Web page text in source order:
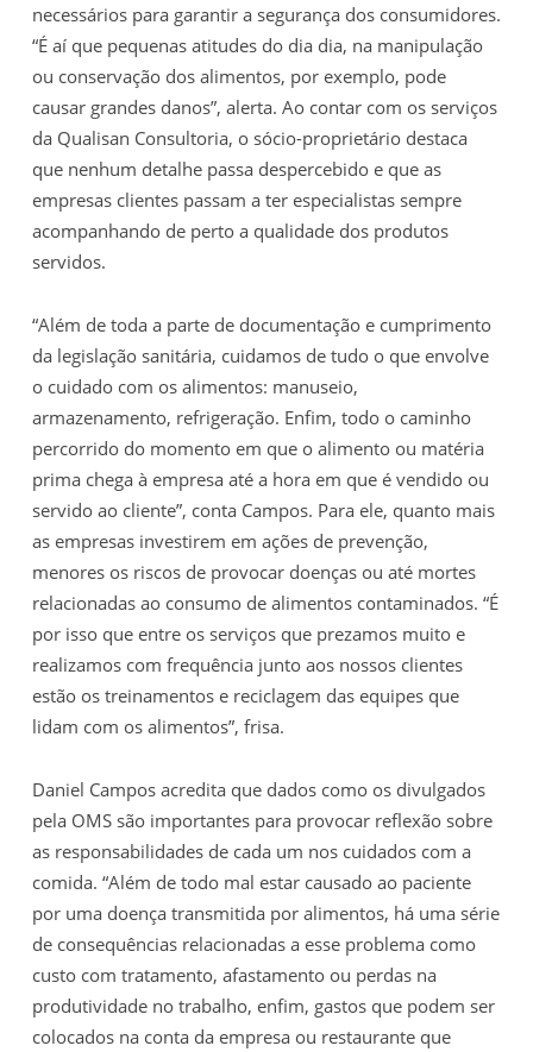
necessários para garantir a segurança dos consumidores.
“É aí que pequenas atitudes do dia dia, na manipulação
ou conservação dos alimentos, por exemplo, pode
causar grandes danos”, alerta. Ao contar com os serviços
da Qualisan Consultoria, o sócio-proprietário destaca
que nenhum detalhe passa despercebido e que as
empresas clientes passam a ter especialistas sempre
acompanhando de perto a qualidade dos produtos
servidos.
“Além de toda a parte de documentação e cumprimento
da legislação sanitária, cuidamos de tudo o que envolve
o cuidado com os alimentos: manuseio,
armazenamento, refrigeração. Enfim, todo o caminho
percorrido do momento em que o alimento ou matéria
prima chega à empresa até a hora em que é vendido ou
servido ao cliente”, conta Campos. Para ele, quanto mais
as empresas investirem em ações de prevenção,
menores os riscos de provocar doenças ou até mortes
relacionadas ao consumo de alimentos contaminados. “É
por isso que entre os serviços que prezamos muito e
realizamos com frequência junto aos nossos clientes
estão os treinamentos e reciclagem das equipes que
lidam com os alimentos”, frisa.
Daniel Campos acredita que dados como os divulgados
pela OMS são importantes para provocar reflexão sobre
as responsabilidades de cada um nos cuidados com a
comida. “Além de todo mal estar causado ao paciente
por uma doença transmitida por alimentos, há uma série
de consequências relacionadas a esse problema como
custo com tratamento, afastamento ou perdas na
produtividade no trabalho, enfim, gastos que podem ser
colocados na conta da empresa ou restaurante que